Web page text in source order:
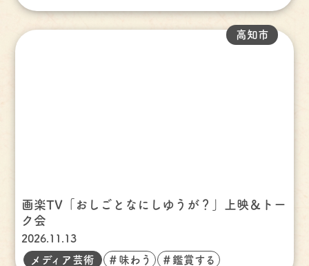
画楽TV「おしごとなにしゆうが？」上映＆トー
ク会
2026.11.13
高知市
メディア芸術 ＃味わう ＃鑑賞する